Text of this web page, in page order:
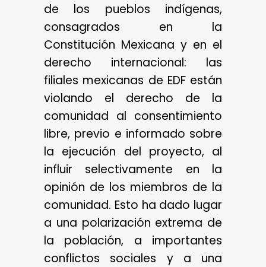
de los pueblos indígenas,
consagrados en la
Constitución Mexicana y en el
derecho internacional: las
filiales mexicanas de EDF están
violando el derecho de la
comunidad al consentimiento
libre, previo e informado sobre
la ejecución del proyecto, al
influir selectivamente en la
opinión de los miembros de la
comunidad. Esto ha dado lugar
a una polarización extrema de
la población, a importantes
conflictos sociales y a una